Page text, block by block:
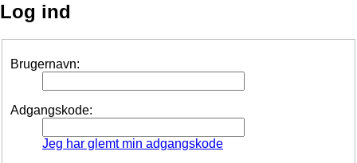
Log ind
Brugernavn:
Adgangskode:
Jeg har glemt min adgangskode